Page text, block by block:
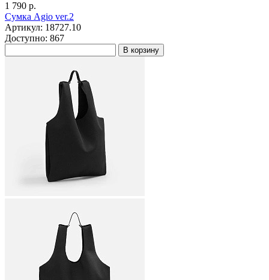
1 790 р.
Сумка Agio ver.2
Артикул: 18727.10
Доступно: 867
В корзину